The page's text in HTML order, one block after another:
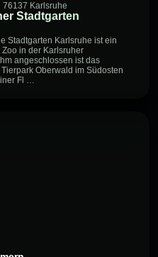
76137 Karlsruhe
Stadtgarten
Stadtgarten Karlsruhe ist ein
in der Karlsruher
angeschlossen ist das
Oberwald im Südosten
Fl …